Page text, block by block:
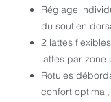
Réglage
du soutien
2 lattes
lattes par zone
Rotules
confort